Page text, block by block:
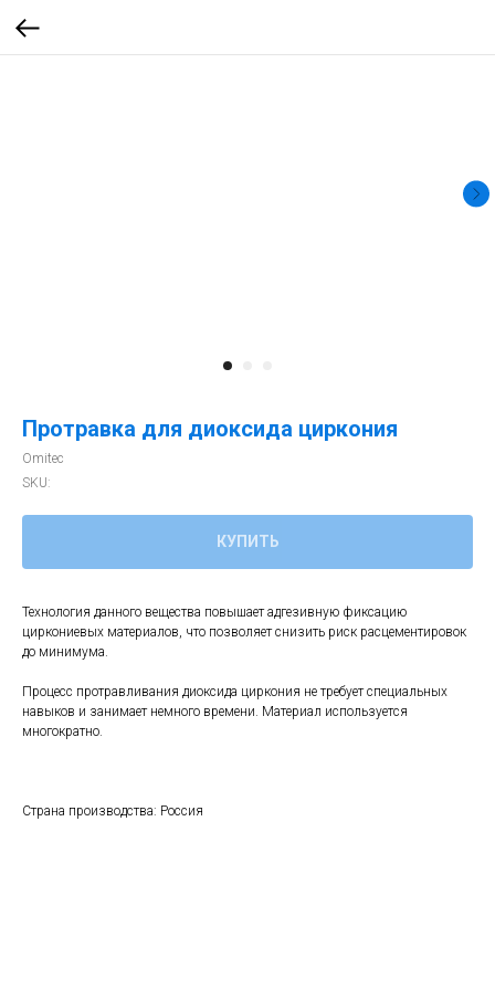
Протравка для диоксида циркония
Omitec
SKU:
КУПИТЬ
Технология данного вещества повышает адгезивную фиксацию
циркониевых материалов, что позволяет снизить риск расцементировок
до минимума.
Процесс протравливания диоксида циркония не требует специальных
навыков и занимает немного времени. Материал используется
многократно.
Страна производства: Россия